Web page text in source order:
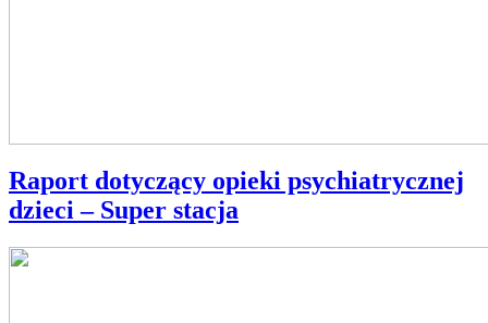
Raport dotyczący opieki psychiatrycznej
dzieci – Super stacja